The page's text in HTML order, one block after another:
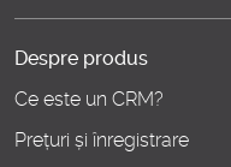
Despre produs
Ce este un CRM?
Prețuri și înregistrare